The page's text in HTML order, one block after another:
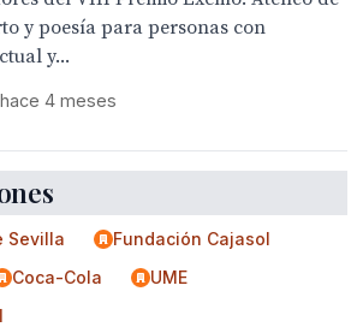
y poesía para personas con
y...
hace 4 meses
Sevilla
Fundación Cajasol
Coca-Cola
UME